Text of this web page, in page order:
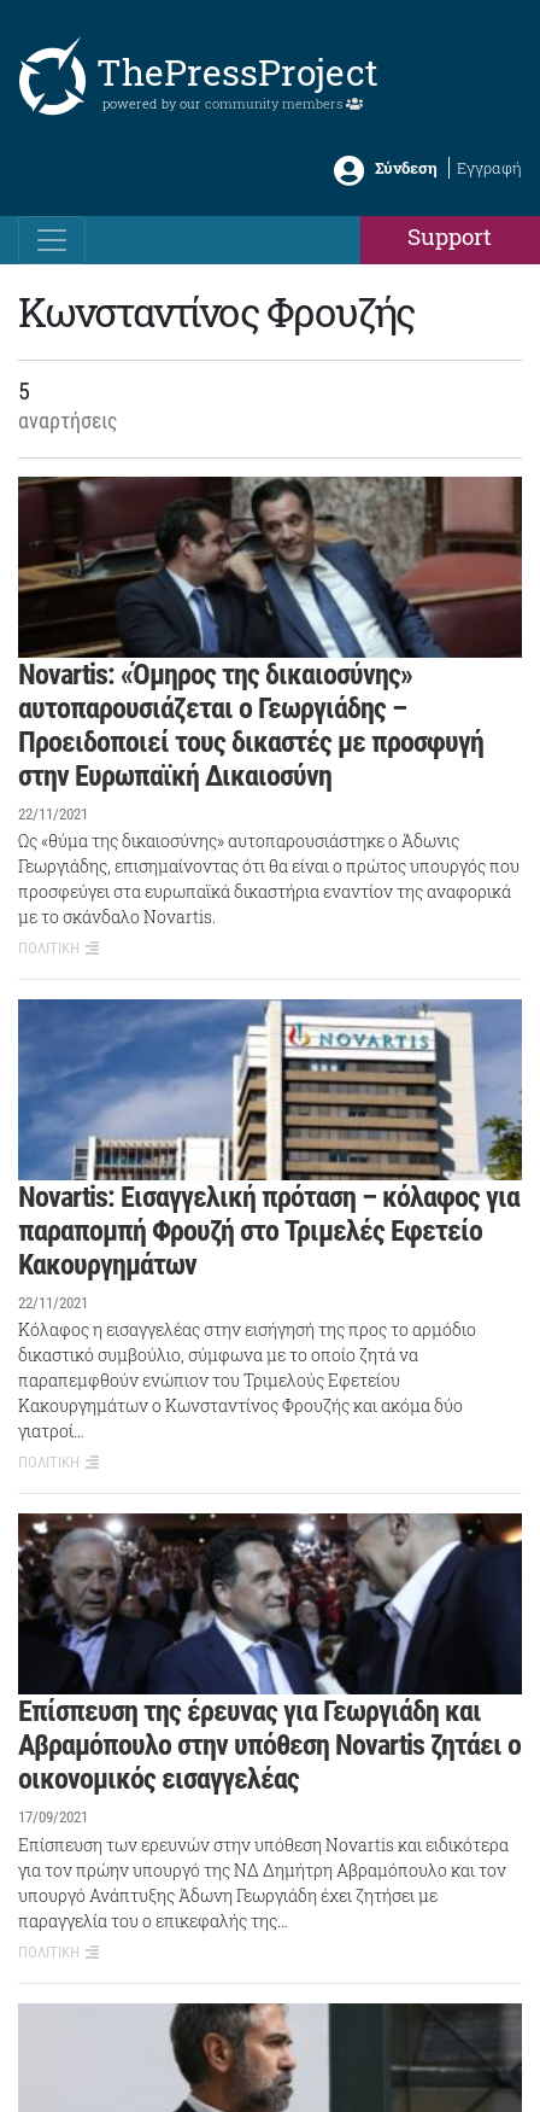
ThePressProject
powered by our community members
Σύνδεση Εγγραφή
Support
Κωνσταντίνος Φρουζής
5
αναρτήσεις
Novartis: «Όμηρος της δικαιοσύνης»
αυτοπαρουσιάζεται ο Γεωργιάδης –
Προειδοποιεί τους δικαστές με προσφυγή
στην Ευρωπαϊκή Δικαιοσύνη
22/11/2021
Ως «θύμα της δικαιοσύνης» αυτοπαρουσιάστηκε ο Άδωνις
Γεωργιάδης, επισημαίνοντας ότι θα είναι ο πρώτος υπουργός που
προσφεύγει στα ευρωπαϊκά δικαστήρια εναντίον της αναφορικά
με το σκάνδαλο Novartis.
ΠΟΛΙΤΙΚΗ
Novartis: Εισαγγελική πρόταση – κόλαφος για
παραπομπή Φρουζή στο Τριμελές Εφετείο
Κακουργημάτων
22/11/2021
Κόλαφος η εισαγγελέας στην εισήγησή της προς το αρμόδιο
δικαστικό συμβούλιο, σύμφωνα με το οποίο ζητά να
παραπεμφθούν ενώπιον του Τριμελούς Εφετείου
Κακουργημάτων ο Κωνσταντίνος Φρουζής και ακόμα δύο
γιατροί…
ΠΟΛΙΤΙΚΗ
Επίσπευση της έρευνας για Γεωργιάδη και
Αβραμόπουλο στην υπόθεση Novartis ζητάει ο
οικονομικός εισαγγελέας
17/09/2021
Επίσπευση των ερευνών στην υπόθεση Novartis και ειδικότερα
για τον πρώην υπουργό της ΝΔ Δημήτρη Αβραμόπουλο και τον
υπουργό Ανάπτυξης Άδωνη Γεωργιάδη έχει ζητήσει με
παραγγελία του ο επικεφαλής της…
ΠΟΛΙΤΙΚΗ